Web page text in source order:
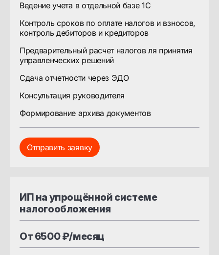
Ведение учета в отдельной базе 1С
Контроль сроков по оплате налогов и взносов,
контроль дебиторов и кредиторов
Предварительный расчет налогов ля принятия
управленческих решений
Сдача отчетности через ЭДО
Консультация руководителя
Формирование архива документов
Отправить заявку
ИП на упрощённой системе
налогообложения
От 6500 ₽/месяц